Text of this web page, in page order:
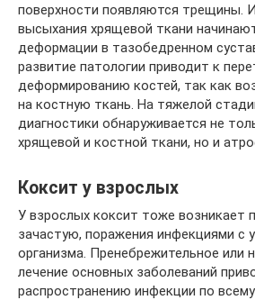
поверхности появляются трещины.
высыхания хрящевой ткани
деформации в тазобедренном
развитие патологии приводит к
деформированию костей, так как
на костную ткань. На тяжелой
диагностики обнаруживается не
хрящевой и костной ткани, но и
Коксит у взрослых
У взрослых коксит тоже возникает
зачастую, поражения инфекциями с
организма. Пренебрежительное или
лечение основных заболеваний
распространению инфекции по